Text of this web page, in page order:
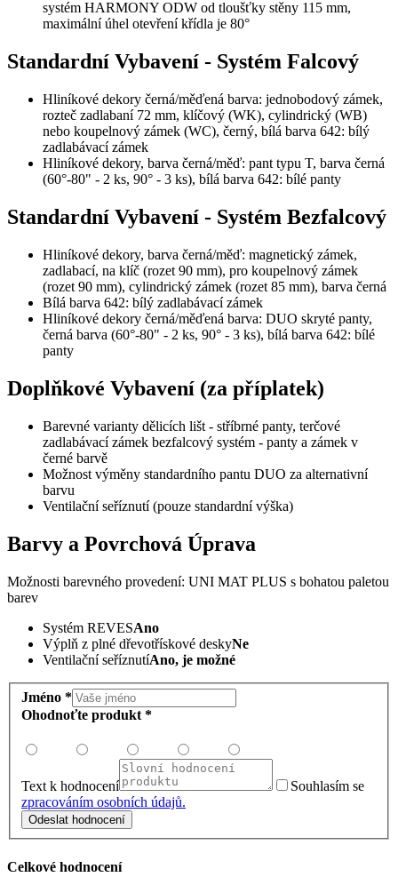
systém HARMONY ODW od tloušťky stěny 115 mm,
maximální úhel otevření křídla je 80°
Standardní Vybavení - Systém Falcový
Hliníkové dekory černá/měďená barva: jednobodový zámek,
rozteč zadlabaní 72 mm, klíčový (WK), cylindrický (WB)
nebo koupelnový zámek (WC), černý, bílá barva 642: bílý
zadlabávací zámek
Hliníkové dekory, barva černá/měď: pant typu T, barva černá
(60°-80" - 2 ks, 90° - 3 ks), bílá barva 642: bílé panty
Standardní Vybavení - Systém Bezfalcový
Hliníkové dekory, barva černá/měď: magnetický zámek,
zadlabací, na klíč (rozet 90 mm), pro koupelnový zámek
(rozet 90 mm), cylindrický zámek (rozet 85 mm), barva černá
Bílá barva 642: bílý zadlabávací zámek
Hliníkové dekory černá/měďená barva: DUO skryté panty,
černá barva (60°-80" - 2 ks, 90° - 3 ks), bílá barva 642: bílé
panty
Doplňkové Vybavení (za příplatek)
Barevné varianty dělicích lišt - stříbrné panty, terčové
zadlabávací zámek bezfalcový systém - panty a zámek v
černé barvě
Možnost výměny standardního pantu DUO za alternativní
barvu
Ventilační seříznutí (pouze standardní výška)
Barvy a Povrchová Úprava
Možnosti barevného provedení: UNI MAT PLUS s bohatou paletou
barev
Systém REVESAno
Výplň z plné dřevotřískové deskyNe
Ventilační seříznutíAno, je možné
Jméno *
Ohodnoťte produkt *
Text k hodnocení
Souhlasím se
zpracováním osobních údajů.
Odeslat hodnocení
Celkové hodnocení